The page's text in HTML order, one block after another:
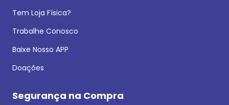
Tem Loja Física?
Trabalhe Conosco
Baixe Nosso APP
Doações
Segurança na Compra